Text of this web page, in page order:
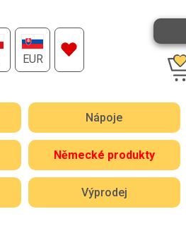
EUR
Nápoje
Německé produkty
Výprodej